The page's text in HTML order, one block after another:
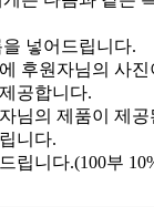
넣어드립니다.
후원자님의 사
공합니다.
님의 제품이 제
니다.
립니다.(100부